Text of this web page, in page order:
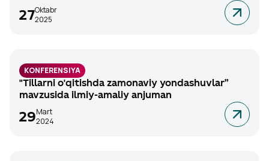
ilmiy-amaliy anjumani, 2025-yil 28-oktyabr.
27Oktabr
2025
KONFERENSIYA
"Tillarni o'qitishda zamonaviy yondashuvlar”
mavzusida ilmiy-amaliy anjuman
29Mart
2024